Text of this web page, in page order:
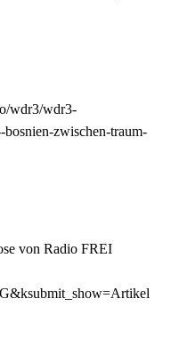
wdr3/wdr3-
bosnien-zwischen-traum-
von Radio FREI